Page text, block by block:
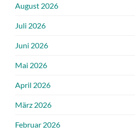
August 2026
Juli 2026
Juni 2026
Mai 2026
April 2026
März 2026
Februar 2026